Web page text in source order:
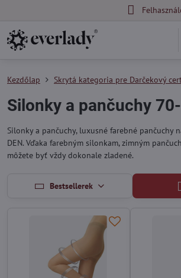
Kezdőlap Skrytá kategoria pre Darčekový
Silonky a pančuchy
Silonky a pančuchy, luxusné farebné pančuchy
DEN. Vďaka farebným silonkam, zimným
môžete byť vždy dokonale zladené.
Bestsellerek